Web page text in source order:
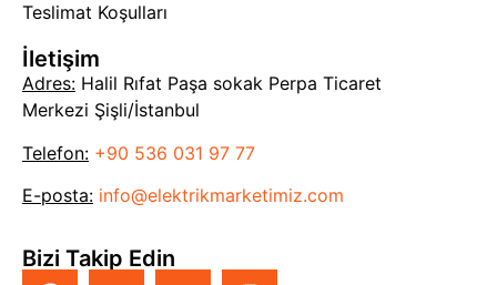
Teslimat Koşulları
İletişim
Adres: Halil Rıfat Paşa sokak Perpa Ticaret
Merkezi Şişli/İstanbul
Telefon: +90 536 031 97 77
E-posta: info@elektrikmarketimiz.com
Bizi Takip Edin